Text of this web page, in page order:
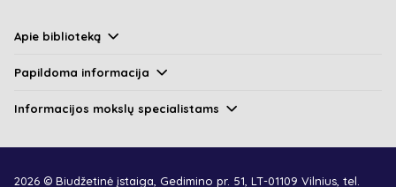
Apie biblioteką
Papildoma informacija
Informacijos mokslų specialistams
2026 © Biudžetinė įstaiga, Gedimino pr. 51, LT-01109 Vilnius, tel.